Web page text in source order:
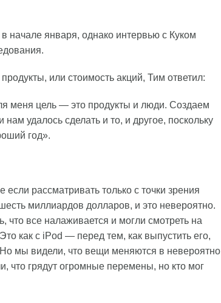
начале января, однако интервью с Куком
или стоимость акций, Тим ответил:
меня цель — это продукты и люди. Создаем
удалось сделать и то, и другое, поскольку
год».
рассматривать только с точки зрения
миллиардов долларов, и это невероятно.
все налаживается и могли смотреть на
как с iPod — перед тем, как выпустить его,
мы видели, что вещи меняются в невероятно
грядут огромные перемены, но кто мог